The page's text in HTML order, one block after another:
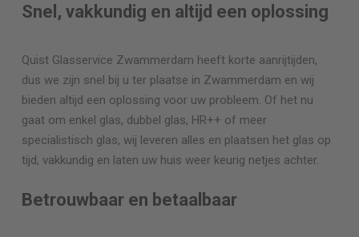
Snel, vakkundig en altijd een oplossing
Quist Glasservice Zwammerdam heeft korte aanrijtijden,
dus we zijn snel bij u ter plaatse in Zwammerdam en wij
bieden altijd een oplossing voor uw probleem. Of het nu
gaat om enkel glas, dubbel glas, HR++ of meer
specialistisch glas, wij leveren alles en plaatsen het glas op
tijd, vakkundig en laten uw huis weer keurig netjes achter.
Betrouwbaar en betaalbaar